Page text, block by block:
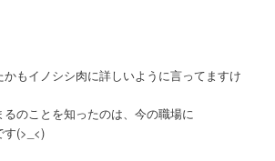
かもイノシシ肉に詳しいように言ってますけ
のことを知ったのは、今の職場に
す(>_<)